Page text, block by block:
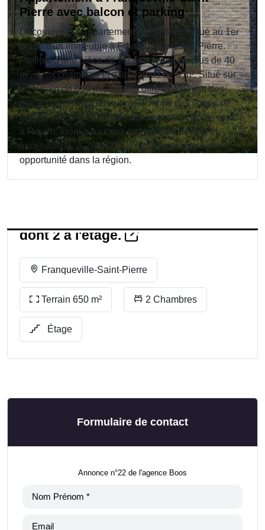
Pierre avec balcon et parking
Découvrez cet appartement F3 de 80 m² situé au 1er
étage d'un immeuble à Franqueville-Saint-Pierre.
Profitez d'une pièce de vie spacieuse de plus de 40
m², deux chambres et d'un balcon de 5 m². Situé sur
un terrain de 650 m², ce bien offre également des
places de parking à la vente. Proche des lignes de
bus F5 et 13, cet appartement permet un accès rapide
à Rouen. Idéal pour ceux recherchant confort et
accessibilité. À 280000€, il représente une belle
opportunité dans la région.
dont 2 à l'étage.
Franqueville-Saint-Pierre
Terrain 650 m² 2 Chambres
Étage
Formulaire de contact
Annonce n°22 de l'agence Boos